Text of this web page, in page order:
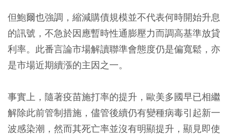
但鮑爾也強調，縮減購債規模並不代表何時開始升息
的訊號，不急於因應暫時性通膨壓力而調高基準放貸
利率。此番言論市場解讀聯準會態度仍是偏寬鬆，亦
是市場近期續漲的主因之一。
事實上，隨著疫苗施打率的提升，歐美多國早已相繼
解除此前管制措施，儘管後續仍有變種病毒引起新一
波感染潮，然而其死亡率並沒有明顯提升，顯見即使